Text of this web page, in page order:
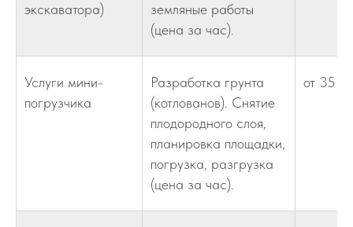
экскаватора)
земляные работы
(цена за час).
Услуги мини-
погрузчика
Разработка грунта
(котлованов). Снятие
плодородного слоя,
планировка площадки,
погрузка, разгрузка
(цена за час).
от 35